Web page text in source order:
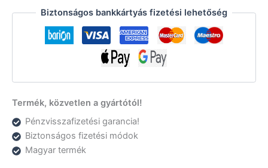
Biztonságos bankkártyás fizetési lehetőség
Termék, közvetlen a gyártótól!
Pénzvisszafizetési garancia!
Biztonságos fizetési módok
Magyar termék